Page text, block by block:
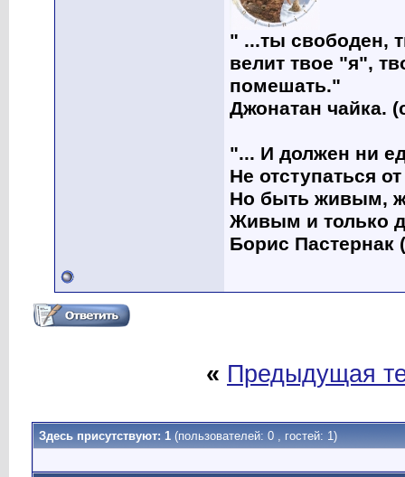
" ...ты свободен,
велит твое "я",
помешать."
Джонатан чайка.
"... И должен ни
Не отступаться
Но быть живым,
Живым и только
Борис Пастернак
« Предыдущая
Здесь присутствуют: 1 (пользователей: 0 , гостей: 1)